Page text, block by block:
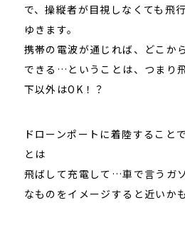
で、操縦者が目視しなくても飛
ゆきます。
携帯の電波が通じれば、どこか
できる…ということは、つまり
下以外はOK！？
ドローンポートに着陸すること
とは
飛ばして充電して…車で言うガ
なものをイメージすると近いか